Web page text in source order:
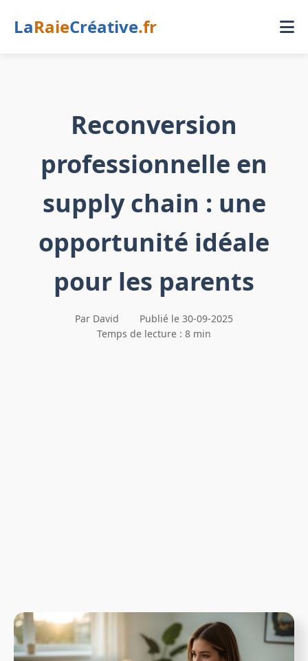
LaRaieCréative.fr
Reconversion
professionnelle en
supply chain : une
opportunité idéale
pour les parents
Par David
Publié le 30-09-2025
Temps de lecture : 8 min